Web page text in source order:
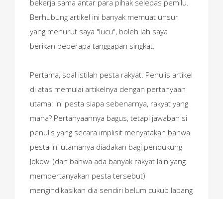
bekerja sama antar para pihak selepas pemilu.
Berhubung artikel ini banyak memuat unsur
yang menurut saya "lucu", boleh lah saya
berikan beberapa tanggapan singkat.
Pertama, soal istilah pesta rakyat. Penulis artikel
di atas memulai artikelnya dengan pertanyaan
utama: ini pesta siapa sebenarnya, rakyat yang
mana? Pertanyaannya bagus, tetapi jawaban si
penulis yang secara implisit menyatakan bahwa
pesta ini utamanya diadakan bagi pendukung
Jokowi (dan bahwa ada banyak rakyat lain yang
mempertanyakan pesta tersebut)
mengindikasikan dia sendiri belum cukup lapang